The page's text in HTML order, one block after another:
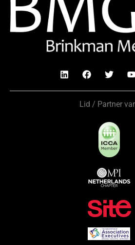
Lid / Partner